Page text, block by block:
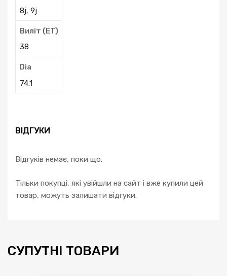
8j, 9j
Виліт (ЕТ)
38
Dia
74.1
ВІДГУКИ
Відгуків немає, поки що.
Тільки покупці, які увійшли на сайт і вже купили цей
товар, можуть залишати відгуки.
СУПУТНІ ТОВАРИ